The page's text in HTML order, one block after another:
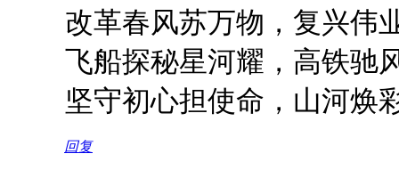
改革春风苏万物，复兴伟
飞船探秘星河耀，高铁驰
坚守初心担使命，山河焕
回复